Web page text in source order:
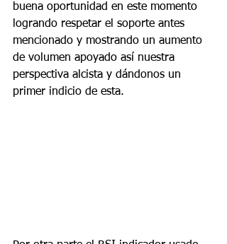
buena oportunidad en este momento
logrando respetar el soporte antes
mencionado y mostrando un aumento
de volumen apoyado así nuestra
perspectiva alcista y dándonos un
primer indicio de esta.